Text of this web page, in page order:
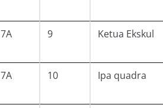
7A 9 Ketua Ekskul
7A 10 Ipa quadra